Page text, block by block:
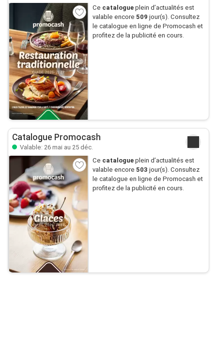
Ce catalogueplein d’actualités est
valable encore 509 jour(s). Consultez
le catalogue en ligne de Promocash et
profitez de la publicité en cours.
Catalogue Promocash
Valable: 26 mai au 25 déc.
Ce catalogueplein d’actualités est
valable encore 503 jour(s). Consultez
le catalogue en ligne de Promocash et
profitez de la publicité en cours.